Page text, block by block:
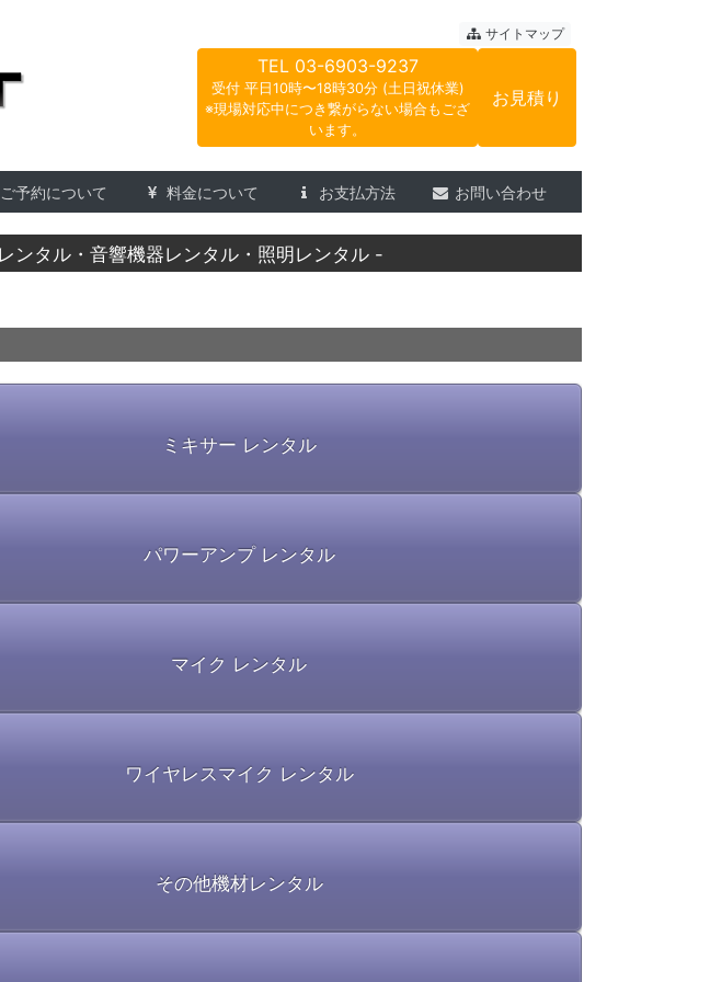
アフタービートサウンド サイトマップ
TEL 03-6903-9237
受付 平日10時〜18時30分 (土日祝休業)
※現場対応中につき繋がらない場合もござ
います。
お見積り
ご予約について 料金について お支払方法 お問い合わせ
ンタル・音響機器レンタル・照明レンタル -
ミキサー レンタル
パワーアンプ レンタル
マイク レンタル
ワイヤレスマイク レンタル
その他機材レンタル